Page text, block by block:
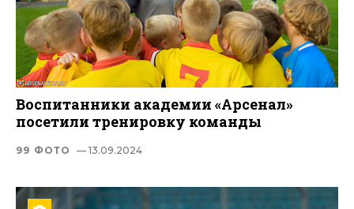
Воспитанники академии «Арсенал»
посетили тренировку команды
99 ФОТО — 13.09.2024